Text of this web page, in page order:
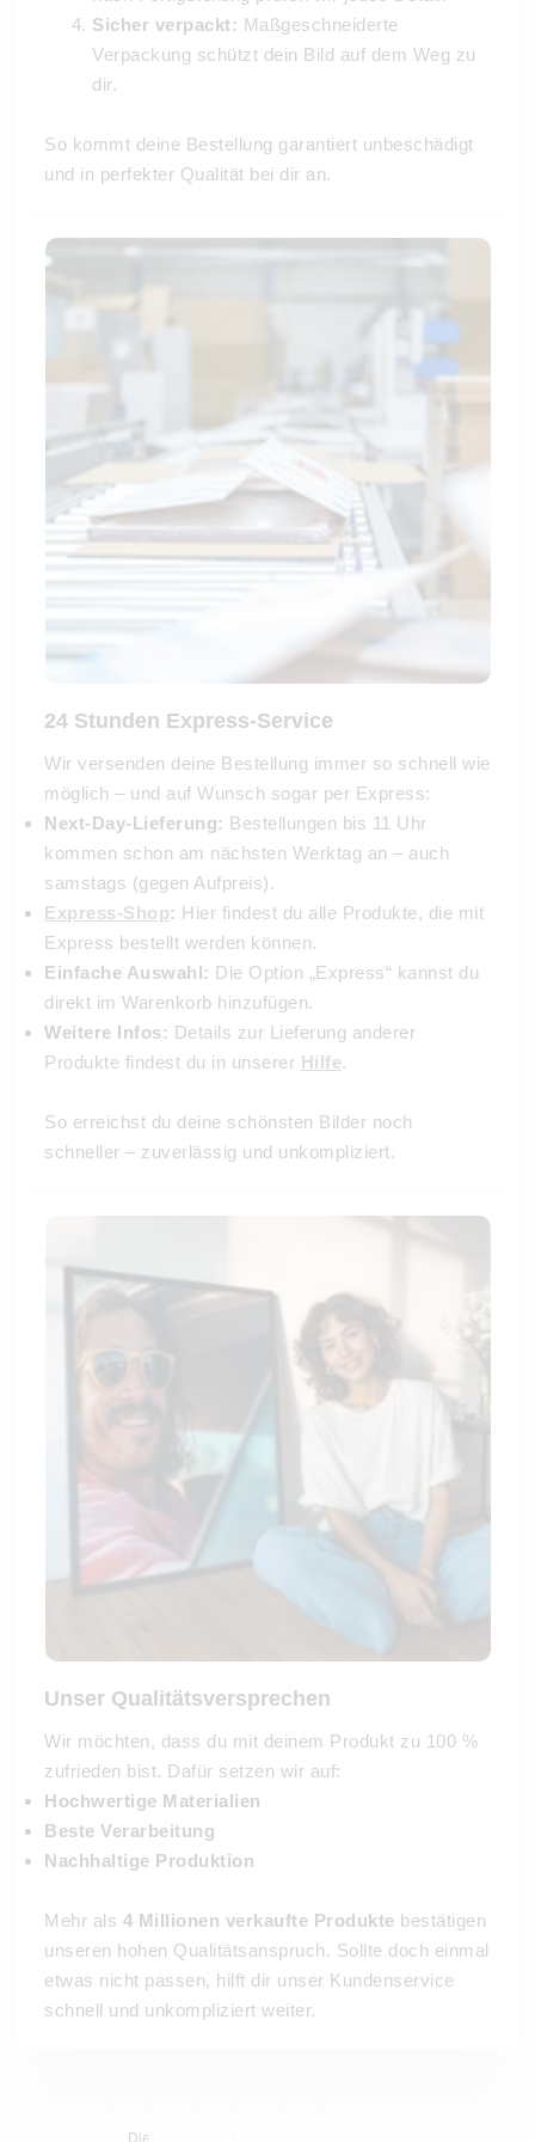
Sicher verpackt: Maßgeschneiderte
Verpackung schützt dein Bild auf dem Weg zu
dir.
So kommt deine Bestellung garantiert unbeschädigt
und in perfekter Qualität bei dir an.
24 Stunden Express-Service
Wir versenden deine Bestellung immer so schnell wie
möglich – und auf Wunsch sogar per Express:
Next-Day-Lieferung: Bestellungen bis 11 Uhr
kommen schon am nächsten Werktag an – auch
samstags (gegen Aufpreis).
Express-Shop: Hier findest du alle Produkte, die mit
Express bestellt werden können.
Einfache Auswahl: Die Option „Express“ kannst du
direkt im Warenkorb hinzufügen.
Weitere Infos: Details zur Lieferung anderer
Produkte findest du in unserer Hilfe.
So erreichst du deine schönsten Bilder noch
schneller – zuverlässig und unkompliziert.
Unser Qualitätsversprechen
Wir möchten, dass du mit deinem Produkt zu 100 %
zufrieden bist. Dafür setzen wir auf:
Hochwertige Materialien
Beste Verarbeitung
Nachhaltige Produktion
Mehr als 4 Millionen verkaufte Produkte bestätigen
unseren hohen Qualitätsanspruch. Sollte doch einmal
etwas nicht passen, hilft dir unser Kundenservice
schnell und unkompliziert weiter.
Die schönsten